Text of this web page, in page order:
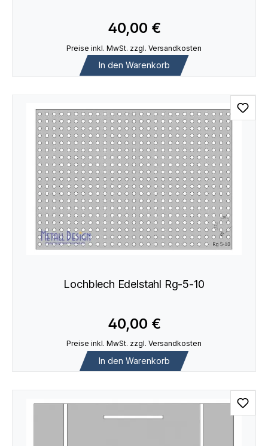
40,00 €
Preise inkl. MwSt. zzgl. Versandkosten
In den Warenkorb
Lochblech Edelstahl Rg-5-10
40,00 €
Preise inkl. MwSt. zzgl. Versandkosten
In den Warenkorb